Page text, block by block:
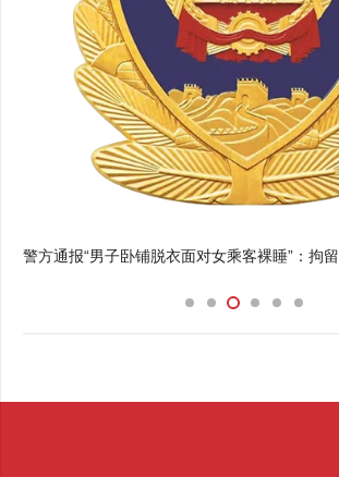
警方通报“男子卧铺脱衣面对女乘客裸睡”：拘